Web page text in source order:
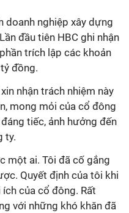
doanh nghiệp xây dựng
đầu tiên HBC ghi nhận
trích lập các khoản
đồng.
nhận trách nhiệm này
mong mỏi của cổ đông
tiếc, ảnh hưởng đến
ty.
một ai. Tôi đã cố gắng
Quyết định của tôi khi
của cổ đông. Rất
với những khó khăn đã